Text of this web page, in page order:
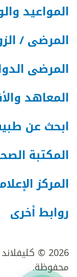
المواعيد
المرضى /
المرضى
المعاهد
ابحث عن
المكتبة
المركز
روابط أخرى
2026 ©
محفوظة.